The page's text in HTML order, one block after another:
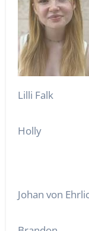
Lilli Falk
Holly
Johan von